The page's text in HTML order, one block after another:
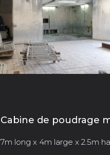
Cabine de poudrage
7m long x 4m large x 2.5m